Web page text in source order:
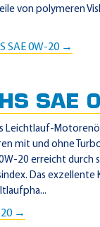
von polymeren
SAE 0W-20 →
SAE
Leichtlauf-
mit und ohne
0W-20 erreicht
Das
20 →